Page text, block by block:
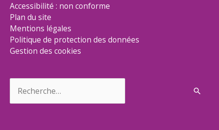
Accessibilité : non conforme
Plan du site
Mentions légales
Politique de protection des données
Gestion des cookies